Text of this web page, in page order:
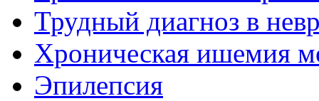
Трудный диагноз в
Хроническая ишемия
Эпилепсия